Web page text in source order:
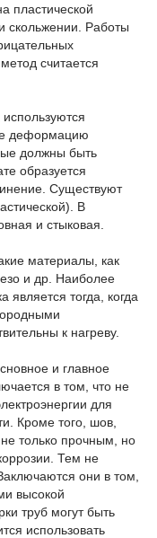
пластической
скольжении. Работы
считается
деформацию
должны быть
образуется
Существуют
В
и стыковая.
материалы, как
и др. Наиболее
является тогда, когда
к нагреву.
и главное
в том, что не
для
Кроме того, шов,
только прочным, но
Тем не
они в том,
высокой
труб могут быть
использовать